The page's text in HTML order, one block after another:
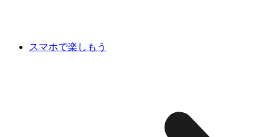
スマホで楽しもう